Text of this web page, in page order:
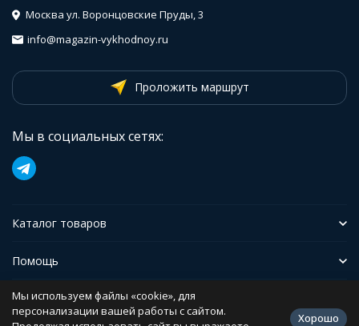
Москва ул. Воронцовские Пруды, 3
info@magazin-vykhodnoy.ru
Проложить маршрут
Мы в социальных сетях:
Каталог товаров
Помощь
Иформация
Мы используем файлы «cookie», для
персонализации вашей работы с сайтом.
Хорошо